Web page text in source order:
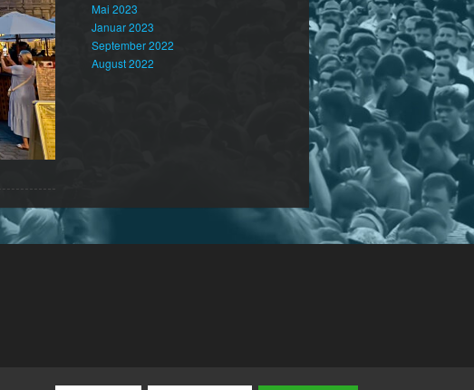
Mai 2023
Januar 2023
September 2022
August 2022